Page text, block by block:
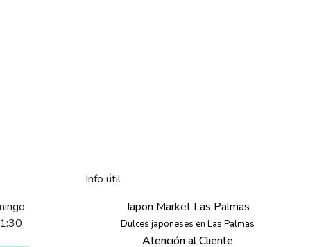
Info útil
Japon Market Las Palmas
Dulces japoneses en Las Palmas
Atención al Cliente